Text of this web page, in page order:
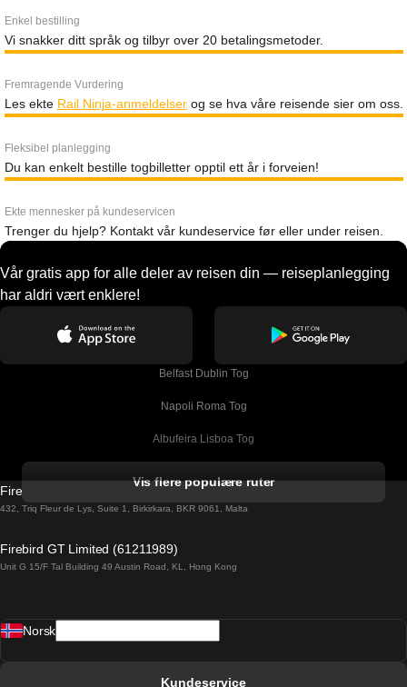
Enkel bestilling
Vi snakker ditt språk og tilbyr over 20 betalingsmetoder.
Fremragende Vurdering
Les ekte Rail Ninja-anmeldelserog se hva våre reisende sier om oss.
Fleksibel planlegging
Du kan enkelt bestille togbilletter opptil ett år i forveien!
Ekte mennesker på kundeservicen
Trenger du hjelp? Kontakt vår kundeservice før eller under reisen.
Vår gratis app for alle deler av reisen din — reiseplanlegging
har aldri vært enklere!
Belfast Dublin Tog
Napoli Roma Tog
Albufeira Lisboa Tog
Barcelona Madrid Tog
Barcelona Sevilla Tog
Vis flere populære ruter
Firebird GT Limited (OC 1451)
432, Triq Fleur de Lys, Suite 1, Birkirkara, BKR 9061, Malta
Firebird GT Limited (61211989)
Unit G 15/F Tal Building 49 Austin Road, KL, Hong Kong
Norsk
Kundeservice